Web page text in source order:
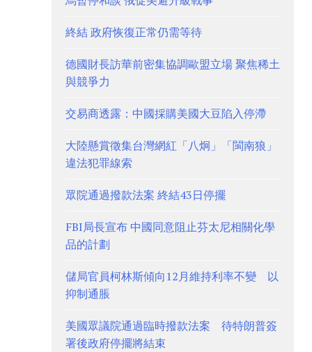
終結 政府恢復正常仍需等待
德國財長訪華前密集協調歐盟立場 聚焦稀土
與競爭力
交易商透露：中國採購美國大豆陷入停滯
大陸懸賞徵集台灣網紅「八炯」「閩南狼」
違法犯罪線索
眾院通過撥款法案 終結43日停擺
FBI局長宣布 中國同意阻止芬太尼相關化學
品的計劃
儲局官員柯林斯傾向12月維持利率不變 以
抑制通脹
美國眾議院通過臨時撥款法案 待特朗普簽
署後政府停擺將結束